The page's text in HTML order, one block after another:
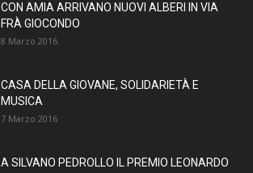
CON AMIA ARRIVANO NUOVI ALBERI IN VIA
FRÀ GIOCONDO
8 Marzo 2016
CASA DELLA GIOVANE, SOLIDARIETÀ E
MUSICA
7 Marzo 2016
A SILVANO PEDROLLO IL PREMIO LEONARDO